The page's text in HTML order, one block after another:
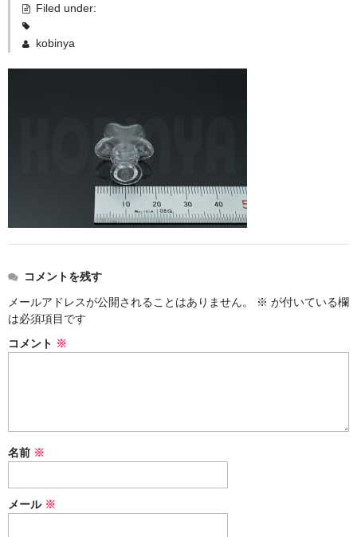
ストラップ付き
ふた付き
単品
セット
Filed under:
kobinya
コメントを残す
メールアドレスが公開されることはありません。
※ が付いている欄
は必須項目です
コメント ※
名前 ※
メール ※